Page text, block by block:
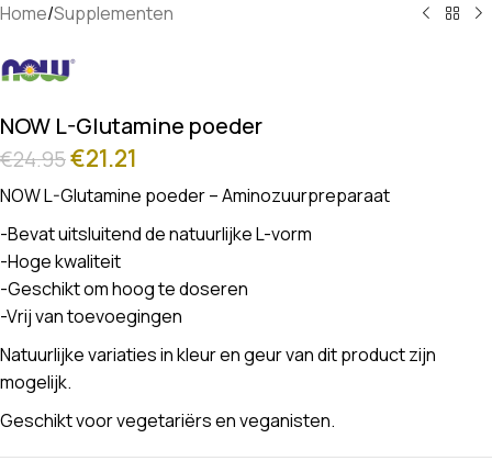
Home/Supplementen
NOW L-Glutamine poeder
€24.95€21.21
NOW L-Glutamine poeder – Aminozuurpreparaat
-Bevat uitsluitend de natuurlijke L-vorm
-Hoge kwaliteit
-Geschikt om hoog te doseren
-Vrij van toevoegingen
Natuurlijke variaties in kleur en geur van dit product zijn
mogelijk.
Geschikt voor vegetariërs en veganisten.